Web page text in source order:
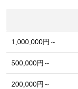
1,000,000円～
500,000円～
200,000円～